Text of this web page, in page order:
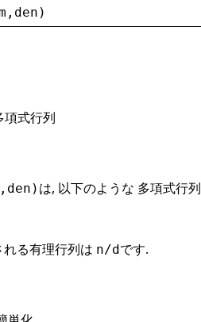
, den )
項式行列
は, 以下のような 多項式行列
る有理行列は n/d です.